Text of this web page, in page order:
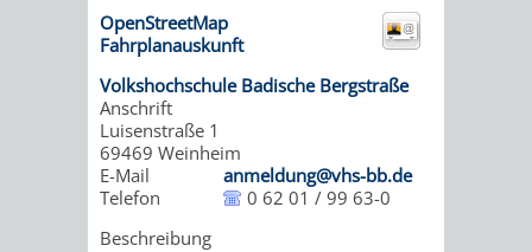
STÄDTEPARTNERSCHAFTEN
ANETCAVAILLON
IMOLALUTHERSTADT
EISLEBEN
ORTSCHAFTEN
HOHENSACHSEN
EINRICHTUNGEN
OpenStreetMap
Fahrplanauskunft
Volkshochschule Badische Bergstraße
Anschrift
Luisenstraße 1
69469 Weinheim
E-Mail
anmeldung@vhs-bb.de
Telefon
0 62 01 / 99 63-0
Beschreibung